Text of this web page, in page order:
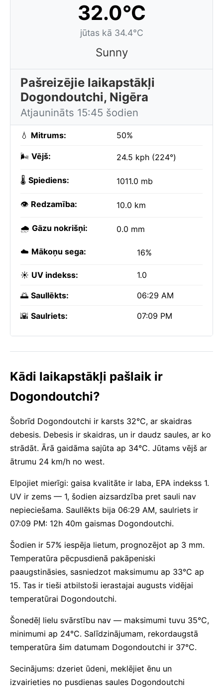
32.0°C
jūtas kā 34.4°C
Sunny
Pašreizējie laikapstākļi
Dogondoutchi, Nigēra
Atjaunināts 15:45 šodien
💧 Mitrums: 50%
🌬️ Vējš: 24.5 kph (224°)
🌡️ Spiediens: 1011.0 mb
👁️ Redzamība: 10.0 km
🌧️ Gāzu nokrišņi: 0.0 mm
☁️ Mākoņu sega: 16%
☀️ UV indekss: 1.0
🌅 Saullēkts: 06:29 AM
🌇 Saulriets: 07:09 PM
Kādi laikapstākļi pašlaik ir
Dogondoutchi?
Šobrīd Dogondoutchi ir karsts 32°C, ar skaidras
debesis. Debesis ir skaidras, un ir daudz saules, ar ko
strādāt. Ārā gaidāma sajūta ap 34°C. Jūtams vējš ar
ātrumu 24 km/h no west.
Elpojiet mierīgi: gaisa kvalitāte ir laba, EPA indekss 1.
UV ir zems — 1, šodien aizsardzība pret sauli nav
nepieciešama. Saullēkts bija 06:29 AM, saulriets ir
07:09 PM: 12h 40m gaismas Dogondoutchi.
Šodien ir 57% iespēja lietum, prognozējot ap 3 mm.
Temperatūra pēcpusdienā pakāpeniski
paaugstināsies, sasniedzot maksimumu ap 33°C ap
15. Tas ir tieši atbilstoši ierastajai augusts vidējai
temperatūrai Dogondoutchi.
Šonedēļ lielu svārstību nav — maksimumi tuvu 35°C,
minimumi ap 24°C. Salīdzinājumam, rekordaugstā
temperatūra šim datumam Dogondoutchi ir 37°C.
Secinājums: dzeriet ūdeni, meklējiet ēnu un
izvairieties no pusdienas saules Dogondoutchi